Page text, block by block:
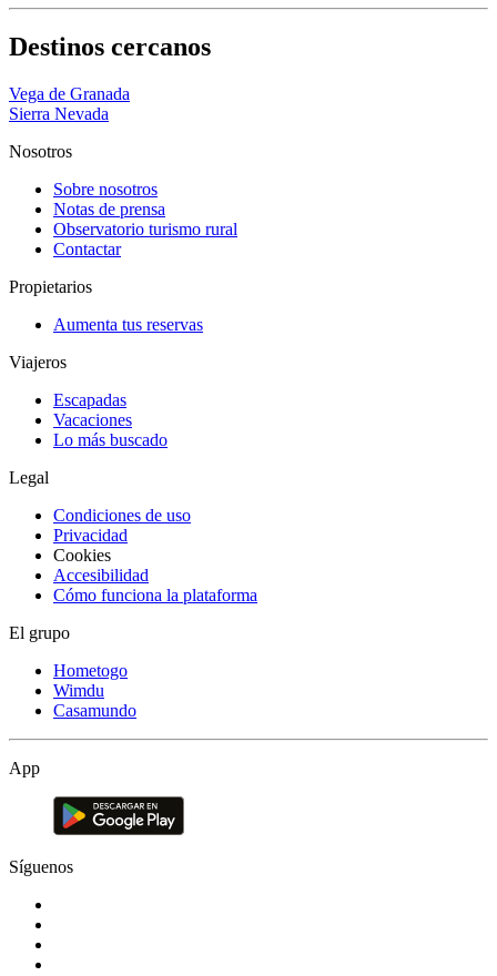
Destinos cercanos
Vega de Granada
Sierra Nevada
Nosotros
Sobre nosotros
Notas de prensa
Observatorio turismo rural
Contactar
Propietarios
Aumenta tus reservas
Viajeros
Escapadas
Vacaciones
Lo más buscado
Legal
Condiciones de uso
Privacidad
Cookies
Accesibilidad
Cómo funciona la plataforma
El grupo
Hometogo
Wimdu
Casamundo
App
Síguenos